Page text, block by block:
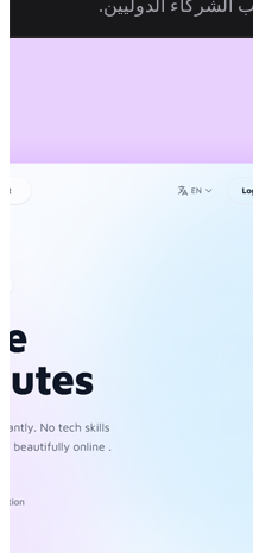
الشركاء الدوليين.